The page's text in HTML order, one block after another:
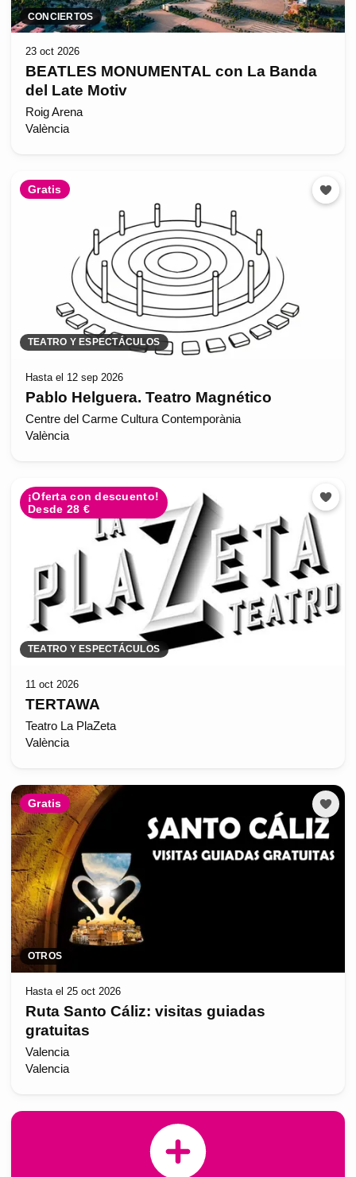
CONCIERTOS
23 oct 2026
BEATLES MONUMENTAL con La Banda
del Late Motiv
Roig Arena
València
Gratis
TEATRO Y ESPECTÁCULOS
Hasta el 12 sep 2026
Pablo Helguera. Teatro Magnético
Centre del Carme Cultura Contemporània
València
¡Oferta con descuento!
Desde 28 €
TEATRO Y ESPECTÁCULOS
11 oct 2026
TERTAWA
Teatro La PlaZeta
València
Gratis
OTROS
Hasta el 25 oct 2026
Ruta Santo Cáliz: visitas guiadas
gratuitas
Valencia
Valencia